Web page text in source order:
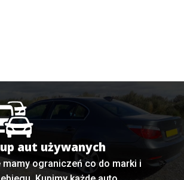
aut używanych
mamy ograniczeń co do marki i